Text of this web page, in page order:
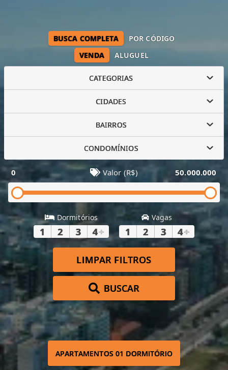
VENDA ALUGUEL
BUSCA COMPLETA POR CÓDIGO
CATEGORIAS
CIDADES
BAIRROS
CONDOMÍNIOS
0 Valor (R$) 50.000.000
Dormitórios
1 2 3 4+
Vagas
1 2 3 4+
LIMPAR FILTROS
BUSCAR
APARTAMENTOS 01 DORMITÓRIO